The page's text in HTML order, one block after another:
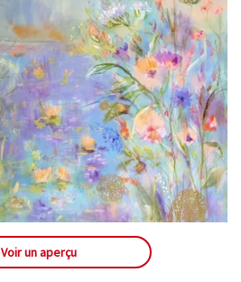
Voir un aperçu